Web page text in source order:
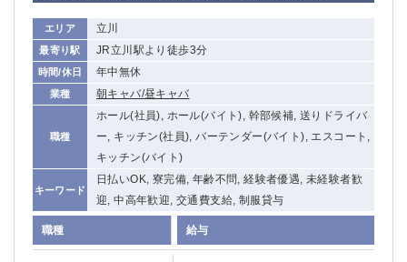
エリア 立川
最寄り駅 JR立川駅より徒歩3分
時間/休日 年中無休
業種 朝キャバ/昼キャバ
職種
ホール(社員), ホール(バイト), 幹部候補, 送りドライバ
ー, キッチン(社員), バーテンダー(バイト), エスコート,
キッチン(バイト)
キーワード
日払いOK, 寮完備, 年齢不問, 経験者優遇, 未経験者歓
迎, 中高年歓迎, 交通費支給, 制服貸与
職種 給与
藤沢
武蔵小杉
小田原
関内・馬車道・日ノ出町
元住吉
戸塚
たまプラーザ
横須賀
桜木町
埼玉県